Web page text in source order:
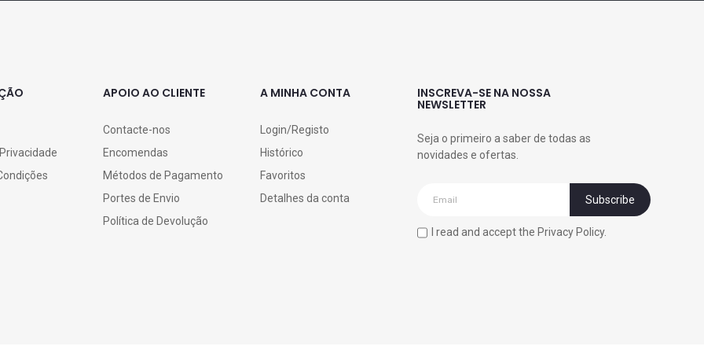
APOIO AO CLIENTE
Contacte-nos
Encomendas
Métodos de Pagamento
Portes de Envio
Política de Devolução
A MINHA CONTA
Login/Registo
Histórico
Favoritos
Detalhes da conta
INSCREVA-SE NA NOSSA
NEWSLETTER
Seja o primeiro a saber de todas as
novidades e ofertas.
I read and accept the Privacy Policy.